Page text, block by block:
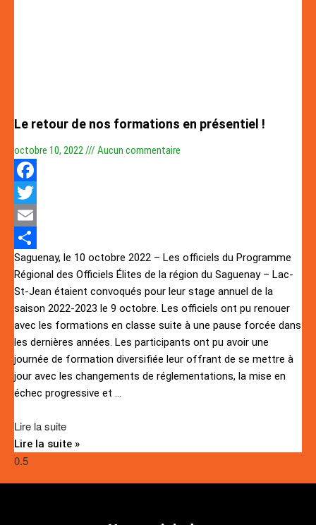
Le retour de nos formations en présentiel !
octobre 10, 2022 Aucun commentaire
Facebook
Twitter
Email
Partager
Saguenay, le 10 octobre 2022 – Les officiels du Programme
Régional des Officiels Élites de la région du Saguenay – Lac-
St-Jean étaient convoqués pour leur stage annuel de la
saison 2022-2023 le 9 octobre. Les officiels ont pu renouer
avec les formations en classe suite à une pause forcée dans
les dernières années. Les participants ont pu avoir une
journée de formation diversifiée leur offrant de se mettre à
jour avec les changements de réglementations, la mise en
échec progressive et …
Lire la suite
Lire la suite »